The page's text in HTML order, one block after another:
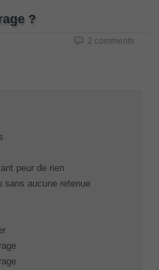
?
2 comments
peur de rien
sans aucune retenue